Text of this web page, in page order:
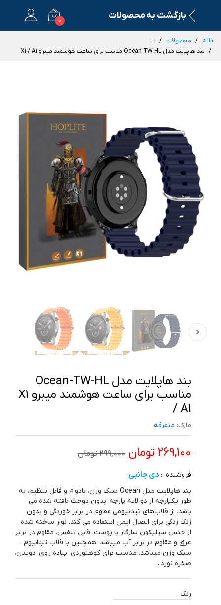
بازگشت به محصولات 0
خانه محصولات
...
بند هاپلایت مدل Ocean-TW-HL مناسب برای ساعت هوشمند میبرو X1 / A1
بند هاپلایت مدل Ocean-TW-HL
مناسب برای ساعت هوشمند میبرو X1
/ A1
مارک: متفرقه
269,100 تومان 299,000 تومان
فروشنده :: دی جانبی
بند هاپلایت مدل Ocean سبک وزن، بادوام و قابل تنظیم، به
طور یکپارچه از دو لایه پارچه، بدون دوخت بافته شده می
باشد. از قلاب‌های تیتانیومی مقاوم در برابر خوردگی و بدون
زنگ زدگی برای اتصال ایمن استفاده می کند. نوار ساخته شده
از جنس سیلیکون سازگار با پوست، قابل تنفس، مقاوم در برابر
عرق و مقاوم در برابر آب میباشد. همچنین با قلاب تیتانیوم ،
سبک وزن میباشد. مناسب برای کوهنوردی، پیاده روی، دویدن،
صخره نورد...
رنگ